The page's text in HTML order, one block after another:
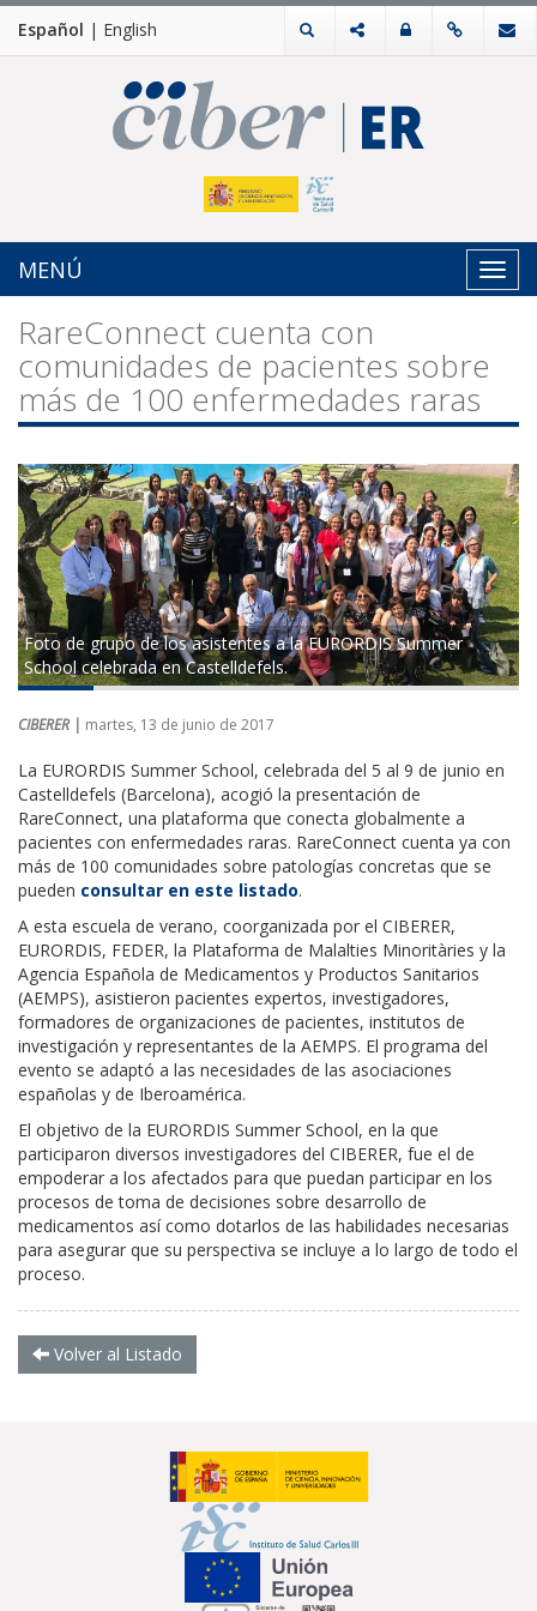
Español | English
MENÚ
RareConnect cuenta con
comunidades de pacientes sobre
más de 100 enfermedades raras
Foto de grupo de los asistentes a la EURORDIS Summer
School celebrada en Castelldefels.
CIBERER | martes, 13 de junio de 2017
La EURORDIS Summer School, celebrada del 5 al 9 de junio en
Castelldefels (Barcelona), acogió la presentación de
RareConnect, una plataforma que conecta globalmente a
pacientes con enfermedades raras. RareConnect cuenta ya con
más de 100 comunidades sobre patologías concretas que se
pueden consultar en este listado.
A esta escuela de verano, coorganizada por el CIBERER,
EURORDIS, FEDER, la Plataforma de Malalties Minoritàries y la
Agencia Española de Medicamentos y Productos Sanitarios
(AEMPS), asistieron pacientes expertos, investigadores,
formadores de organizaciones de pacientes, institutos de
investigación y representantes de la AEMPS. El programa del
evento se adaptó a las necesidades de las asociaciones
españolas y de Iberoamérica.
El objetivo de la EURORDIS Summer School, en la que
participaron diversos investigadores del CIBERER, fue el de
empoderar a los afectados para que puedan participar en los
procesos de toma de decisiones sobre desarrollo de
medicamentos así como dotarlos de las habilidades necesarias
para asegurar que su perspectiva se incluye a lo largo de todo el
proceso.
Volver al Listado